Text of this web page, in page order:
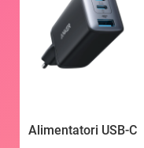
Alimentatori USB-C